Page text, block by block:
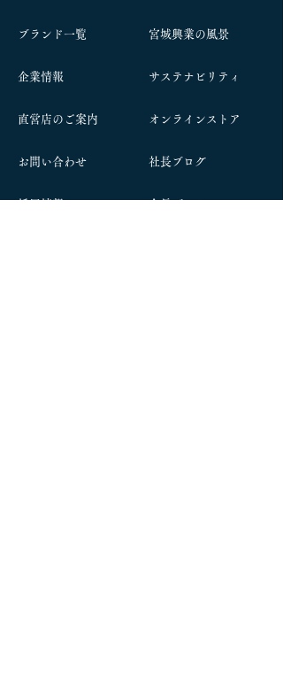
ブランド一覧
企業情報
​直営店のご案内
お問い合わせ
​採用情報
宮城興業の風景
サステナビリティ
オンラインストア
社長ブログ
​会長ブログ